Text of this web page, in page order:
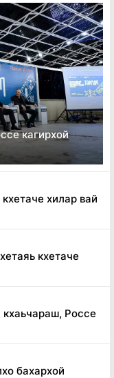
кагирхой
хилар вай
кхетаче
кхаьчараш, Россе
бахархой